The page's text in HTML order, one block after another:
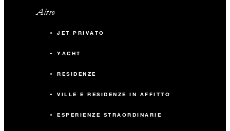
Altro
JET PRIVATO
YACHT
RESIDENZE
VILLE E RESIDENZE IN AFFITTO
ESPERIENZE STRAORDINARIE